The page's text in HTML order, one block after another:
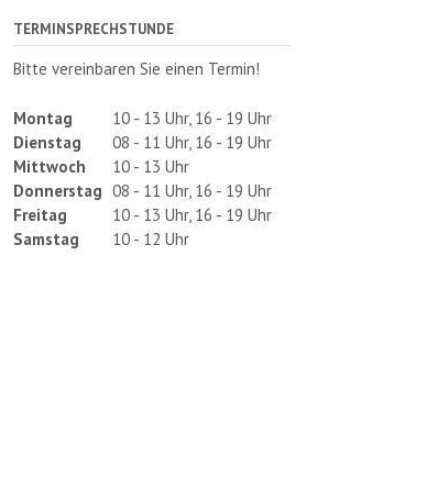
TERMINSPRECHSTUNDE
Bitte vereinbaren Sie einen Termin!
Montag
10 - 13 Uhr, 16 - 19 Uhr
Dienstag
08 - 11 Uhr, 16 - 19 Uhr
Mittwoch
10 - 13 Uhr
Donnerstag 08 - 11 Uhr, 16 - 19 Uhr
Freitag
10 - 13 Uhr, 16 - 19 Uhr
Samstag
10 - 12 Uhr